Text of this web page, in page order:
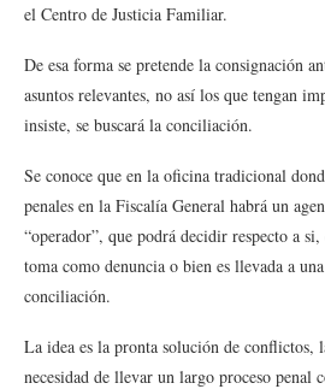
el Centro de Justicia Familiar.
De esa forma se pretende la consignación
asuntos relevantes, no así los que tengan
insiste, se buscará la conciliación.
Se conoce que en la oficina tradicional
penales en la Fiscalía General habrá un
“operador”, que podrá decidir respecto a
toma como denuncia o bien es llevada a
conciliación.
La idea es la pronta solución de conflictos,
necesidad de llevar un largo proceso penal